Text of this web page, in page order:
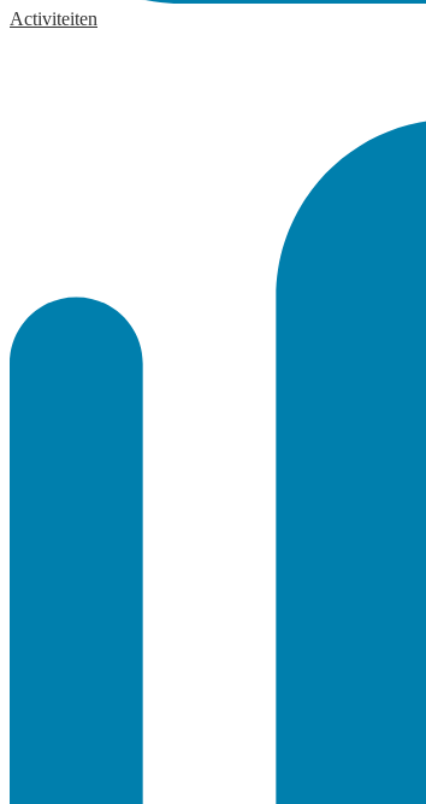
Activiteiten